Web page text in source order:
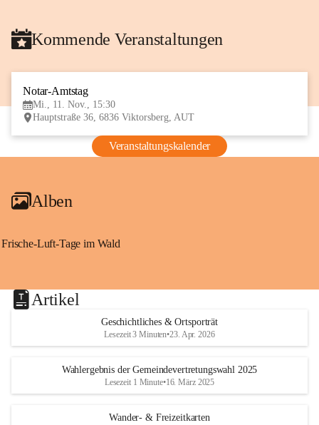
Kommende Veranstaltungen
Notar-Amtstag
Mi., 11. Nov., 15:30
Hauptstraße 36, 6836 Viktorsberg, AUT
Veranstaltungskalender
Alben
Frische-Luft-Tage im Wald
Artikel
Geschichtliches & Ortsporträt
Lesezeit 3 Minuten•23. Apr. 2026
Wahlergebnis der Gemeindevertretungswahl 2025
Lesezeit 1 Minute•16. März 2025
Wander- & Freizeitkarten